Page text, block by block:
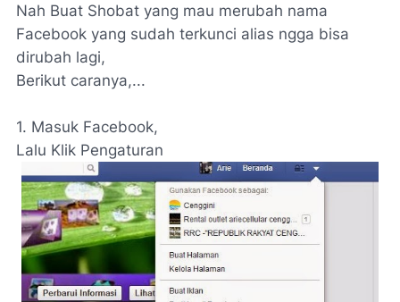
Nah Buat Shobat yang mau merubah nama
Facebook yang sudah terkunci alias ngga bisa
dirubah lagi,
Berikut caranya,...
1. Masuk Facebook,
Lalu Klik Pengaturan